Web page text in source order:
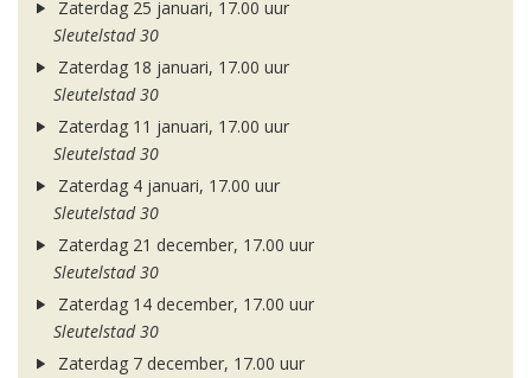
Zaterdag 25 januari, 17.00 uur
Sleutelstad 30
Zaterdag 18 januari, 17.00 uur
Sleutelstad 30
Zaterdag 11 januari, 17.00 uur
Sleutelstad 30
Zaterdag 4 januari, 17.00 uur
Sleutelstad 30
Zaterdag 21 december, 17.00 uur
Sleutelstad 30
Zaterdag 14 december, 17.00 uur
Sleutelstad 30
Zaterdag 7 december, 17.00 uur